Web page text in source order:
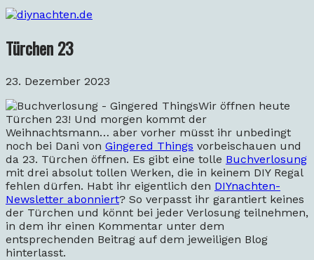
Türchen 23
23. Dezember 2023
Wir öffnen heute
Türchen 23! Und morgen kommt der
Weihnachtsmann… aber vorher müsst ihr unbedingt
noch bei Dani von Gingered Things vorbeischauen und
da 23. Türchen öffnen. Es gibt eine tolle Buchverlosung
mit drei absolut tollen Werken, die in keinem DIY Regal
fehlen dürfen. Habt ihr eigentlich den DIYnachten-
Newsletter abonniert? So verpasst ihr garantiert keines
der Türchen und könnt bei jeder Verlosung teilnehmen,
in dem ihr einen Kommentar unter dem
entsprechenden Beitrag auf dem jeweiligen Blog
hinterlasst.